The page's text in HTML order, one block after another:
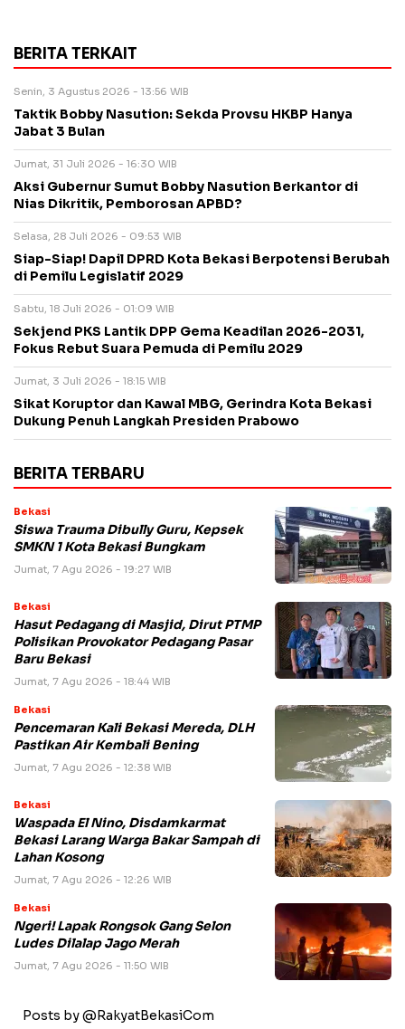
BERITA TERKAIT
Senin, 3 Agustus 2026 - 13:56 WIB
Taktik Bobby Nasution: Sekda Provsu HKBP Hanya
Jabat 3 Bulan
Jumat, 31 Juli 2026 - 16:30 WIB
Aksi Gubernur Sumut Bobby Nasution Berkantor di
Nias Dikritik, Pemborosan APBD?
Selasa, 28 Juli 2026 - 09:53 WIB
Siap-Siap! Dapil DPRD Kota Bekasi Berpotensi Berubah
di Pemilu Legislatif 2029
Sabtu, 18 Juli 2026 - 01:09 WIB
Sekjend PKS Lantik DPP Gema Keadilan 2026-2031,
Fokus Rebut Suara Pemuda di Pemilu 2029
Jumat, 3 Juli 2026 - 18:15 WIB
Sikat Koruptor dan Kawal MBG, Gerindra Kota Bekasi
Dukung Penuh Langkah Presiden Prabowo
BERITA TERBARU
Bekasi
Siswa Trauma Dibully Guru, Kepsek
SMKN 1 Kota Bekasi Bungkam
Jumat, 7 Agu 2026 - 19:27 WIB
Bekasi
Hasut Pedagang di Masjid, Dirut PTMP
Polisikan Provokator Pedagang Pasar
Baru Bekasi
Jumat, 7 Agu 2026 - 18:44 WIB
Bekasi
Pencemaran Kali Bekasi Mereda, DLH
Pastikan Air Kembali Bening
Jumat, 7 Agu 2026 - 12:38 WIB
Bekasi
Waspada El Nino, Disdamkarmat
Bekasi Larang Warga Bakar Sampah di
Lahan Kosong
Jumat, 7 Agu 2026 - 12:26 WIB
Bekasi
Ngeri! Lapak Rongsok Gang Selon
Ludes Dilalap Jago Merah
Jumat, 7 Agu 2026 - 11:50 WIB
Posts by @RakyatBekasiCom